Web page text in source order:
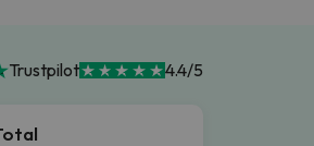
Trustpilot 4.4/5